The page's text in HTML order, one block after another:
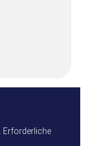
Erforderliche